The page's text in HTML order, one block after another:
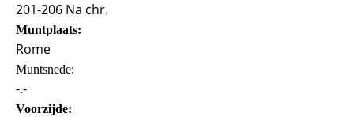
Uw
email
201-206 Na chr.
Muntplaats:
Rome
Muntsnede:
-.-
Voorzijde: